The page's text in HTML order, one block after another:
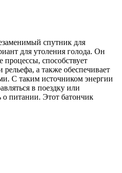
спутник для
для утоления голода. Он
процессы, способствует
а также обеспечивает
С таким источником энергии
в поездку или
о питании. Этот батончик